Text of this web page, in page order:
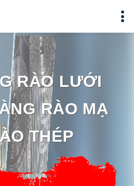
RÀO LƯỚI
RÀO MẠ
THÉP